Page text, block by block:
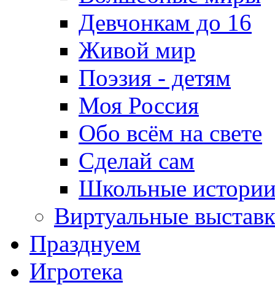
Девчонкам до 16
Живой мир
Поэзия - детям
Моя Россия
Обо всём на свете
Сделай сам
Школьные
Виртуальные
Празднуем
Игротека